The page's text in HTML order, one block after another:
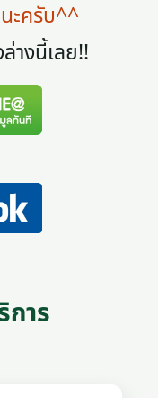
ะครับ^^
างนี้เลย!!
าร